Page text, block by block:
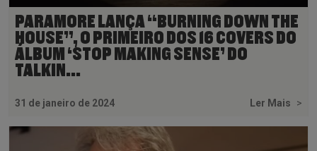
PARAMORE LANÇA “BURNING DOWN THE
HOUSE”, O PRIMEIRO DOS 16 COVERS DO
ÁLBUM ‘STOP MAKING SENSE’ DO
TALKIN...
31 de janeiro de 2024 Ler Mais >